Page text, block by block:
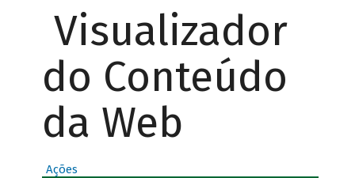
Visualizador
do Conteúdo
da Web
Ações